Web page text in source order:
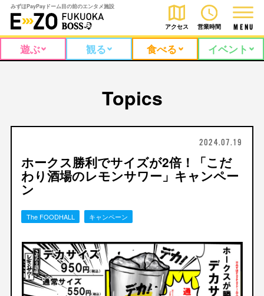
みずほPayPayドーム目の前のエンタメ施設
アクセス 営業時間 M E N U
遊ぶ 観る 食べる イベント
Topics
2024.07.19
ホークス勝利でサイズが2倍！「こだ
わり酒場のレモンサワー」キャンペー
ン
The FOODHALL キャンペーン